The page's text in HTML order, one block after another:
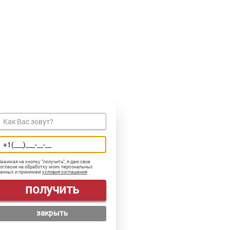
на кнопку "получить", я даю свое
на обработку моих персональных
и принимаюусловия соглашения
получить
закрыть